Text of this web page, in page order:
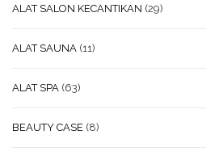
ALAT SALON KECANTIKAN (29)
ALAT SAUNA (11)
ALAT SPA (63)
BEAUTY CASE (8)